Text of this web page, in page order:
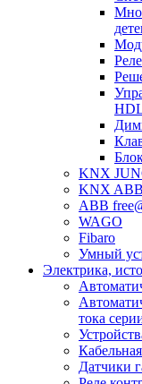
KNX
KNX ABB
ABB
WAGO
Fibaro
Умный
Электрика,
тока
Датчики